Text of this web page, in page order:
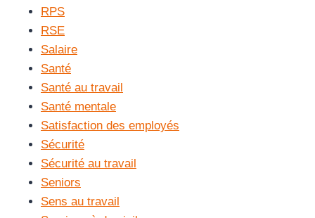
RPS
RSE
Salaire
Santé
Santé au travail
Santé mentale
Satisfaction des employés
Sécurité
Sécurité au travail
Seniors
Sens au travail